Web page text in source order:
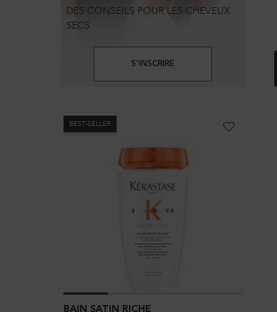
DES CONSEILS POUR LES CHEVEUX
SECS
S’INSCRIRE
BEST-SELLER
BAIN SATIN RICHE